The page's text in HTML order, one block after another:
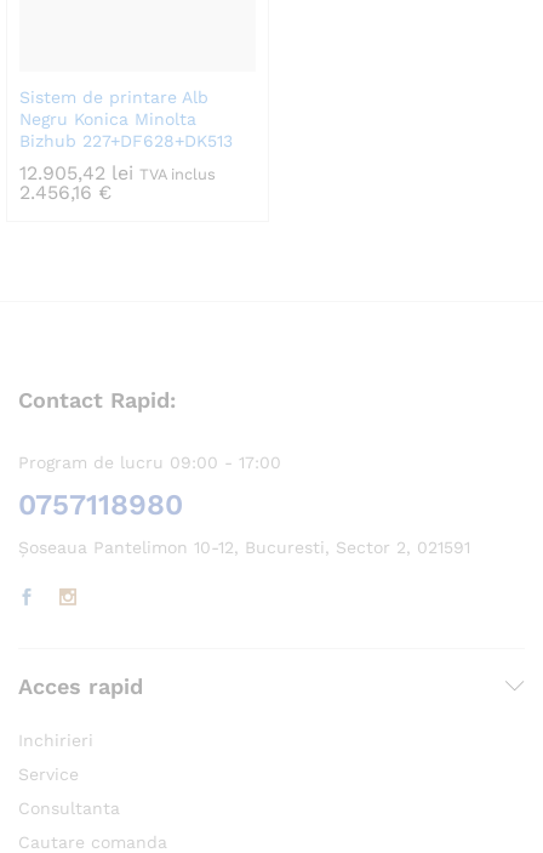
Sistem de printare Alb
Negru Konica Minolta
Bizhub 227+DF628+DK513
12.905,42 lei TVA inclus
2.456,16 €
Contact Rapid:
Program de lucru 09:00 - 17:00
0757118980
Șoseaua Pantelimon 10-12, Bucuresti, Sector 2, 021591
Acces rapid
Inchirieri
Service
Consultanta
Cautare comanda